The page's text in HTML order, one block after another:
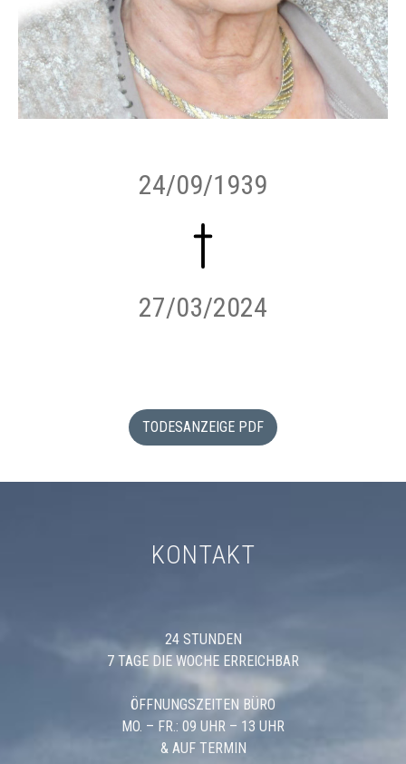
24/09/1939
27/03/2024
TODESANZEIGE PDF
KONTAKT
24 STUNDEN
7 TAGE DIE WOCHE ERREICHBAR
ÖFFNUNGSZEITEN BÜRO
MO. – FR.: 09 UHR – 13 UHR
& AUF TERMIN